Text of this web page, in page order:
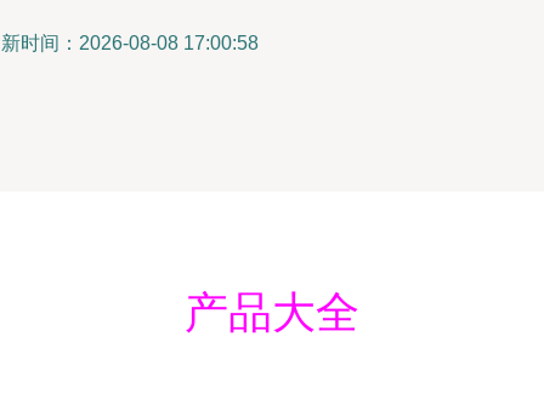
时间：2026-08-08 17:00:58
产品大全